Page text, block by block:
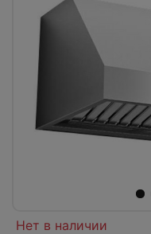
Нет в наличии